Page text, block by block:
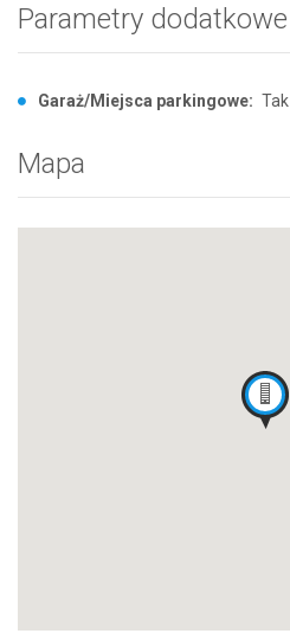
Parametry dodatkowe
Garaż/Miejsca parkingowe: Tak
Mapa